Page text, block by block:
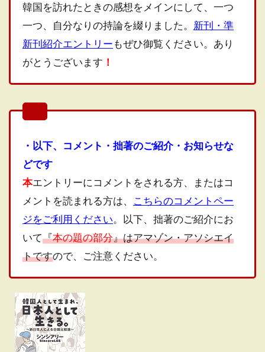
韓国を訪れたときの感想をメインにして、一つ
一つ、自分なりの持論を綴りました。 新刊・準
新刊紹介エントリーもぜひ御覧ください。あり
がとうございます ！
・以下、コメント・拙著のご紹介・お知らせな
どです
本エントリーにコメントをされる方、またはコ
メントを読まれる方は、 こちらのコメントペー
ジをご利用ください。以下、拙著のご紹介にお
いて『本の題の部分』はアマゾン・アソシエイ
トですので、ご注意ください。